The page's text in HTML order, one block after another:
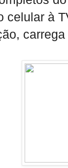
celular à